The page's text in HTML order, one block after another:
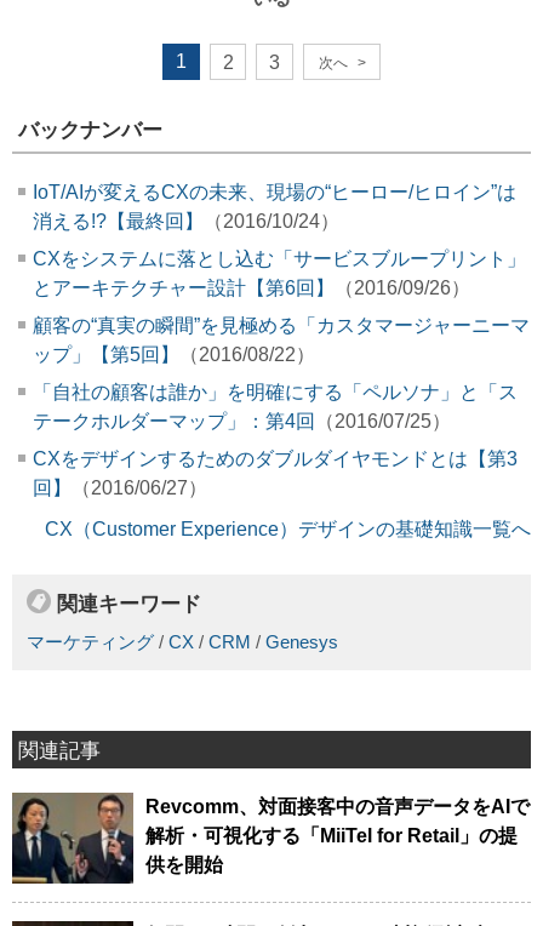
1 2 3 次へ >
バックナンバー
IoT/AIが変えるCXの未来、現場の“ヒーロー/ヒロイン”は
消える!?【最終回】
（2016/10/24）
CXをシステムに落とし込む「サービスブループリント」
とアーキテクチャー設計【第6回】
（2016/09/26）
顧客の“真実の瞬間”を見極める「カスタマージャーニーマ
ップ」【第5回】
（2016/08/22）
「自社の顧客は誰か」を明確にする「ペルソナ」と「ス
テークホルダーマップ」：第4回
（2016/07/25）
CXをデザインするためのダブルダイヤモンドとは【第3
回】
（2016/06/27）
CX（Customer Experience）デザインの基礎知識一覧へ
関連キーワード
マーケティング / CX / CRM / Genesys
関連記事
Revcomm、対面接客中の音声データをAIで
解析・可視化する「MiiTel for Retail」の提
供を開始